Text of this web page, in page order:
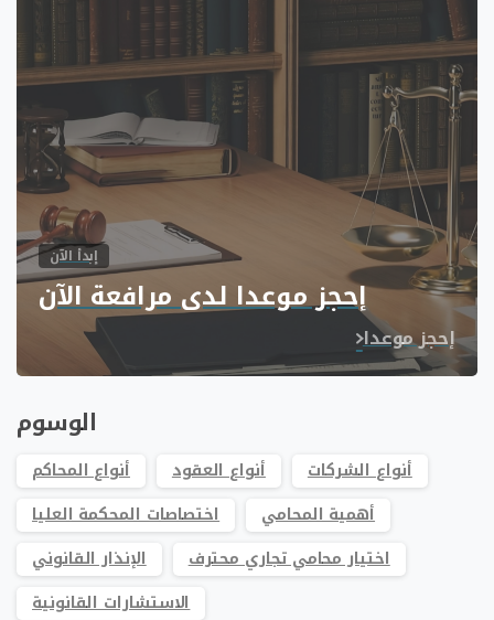
إبدأ الآن
إحجز موعدا لدى مرافعة الآن
إحجز موعدا
الوسوم
أنواع الشركات أنواع العقود
أنواع المحاكم
أهمية المحامي
اختصاصات المحكمة العليا
اختيار محامي تجاري محترف
الإنذار القانوني
الاستشارات القانونية